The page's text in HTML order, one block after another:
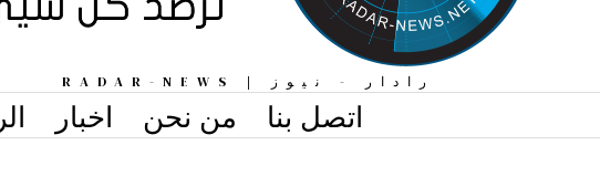
رادار - نيوز | RADAR-NEWS
اخبار من نحن اتصل بنا